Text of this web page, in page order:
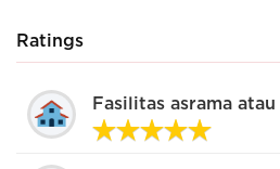
Ratings
Fasilitas asrama